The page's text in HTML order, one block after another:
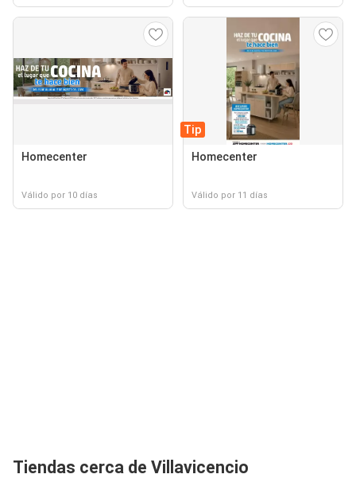
Homecenter
Válido por 10 días
Tip
Homecenter
Válido por 11 días
Tiendas cerca de Villavicencio